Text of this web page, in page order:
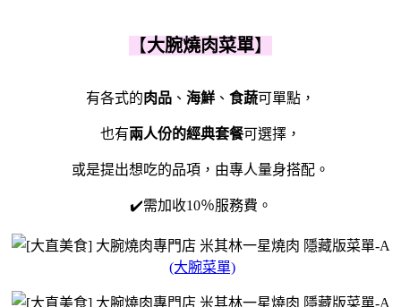
【大腕燒肉菜單】
有各式的肉品 、 海鮮 、 食蔬可單點，
也有兩人份的經典套餐可選擇，
或是提出想吃的品項，由專人量身搭配。
✔️需加收10％服務費。
(大腕菜單)